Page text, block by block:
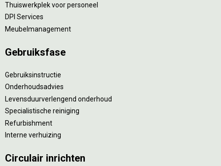
Thuiswerkplek voor personeel
DPI Services
Meubelmanagement
Gebruiksfase
Gebruiksinstructie
Onderhoudsadvies
Levensduurverlengend onderhoud
Specialistische reiniging
Refurbishment
Interne verhuizing
Circulair inrichten